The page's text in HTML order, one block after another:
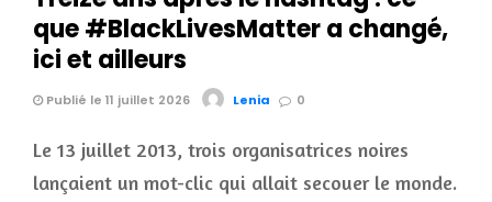
que #BlackLivesMatter a changé,
ici et ailleurs
Publié le 11 juillet 2026 Lenia 0
Le 13 juillet 2013, trois organisatrices noires
lançaient un mot-clic qui allait secouer le monde.